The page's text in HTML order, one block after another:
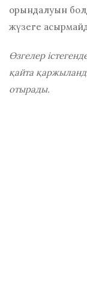
орындалуын
жүзеге
Өзгелер
қайта
отырады.